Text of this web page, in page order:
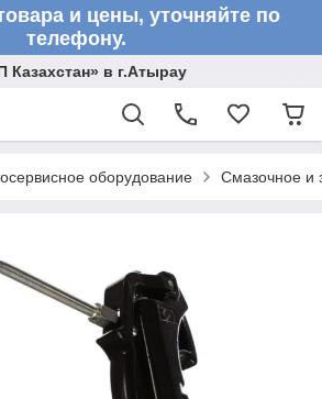
и цены, уточняйте по
телефону.
в г.Атырау
оборудование Смазочное и